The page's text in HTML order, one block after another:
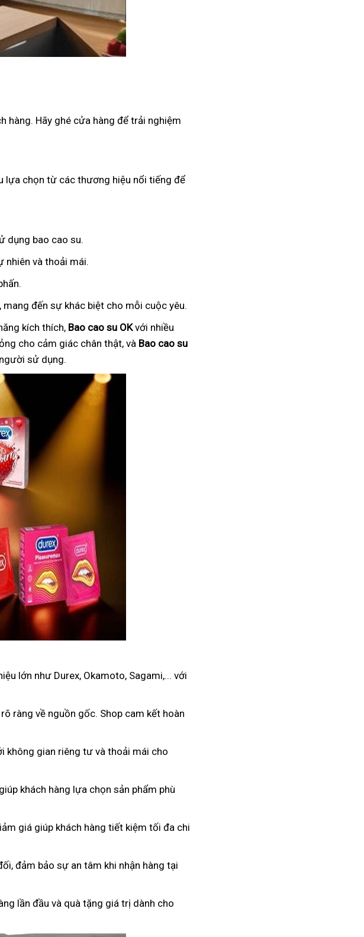
hàng. Hãy ghé cửa hàng để trải nghiệm
lựa chọn từ các thương hiệu nổi tiếng để
dụng bao cao su.
nhiên và thoải mái.
đến sự khác biệt cho mỗi cuộc yêu.
kích thích, Bao cao su OKvới nhiều
cho cảm giác chân thật, và Bao cao su
sử dụng.
lớn như Durex, Okamoto, Sagami,... với
ràng về nguồn gốc. Shop cam kết hoàn
không gian riêng tư và thoải mái cho
khách hàng lựa chọn sản phẩm phù
giá giúp khách hàng tiết kiệm tối đa chi
đảm bảo sự an tâm khi nhận hàng tại
lần đầu và quà tặng giá trị dành cho